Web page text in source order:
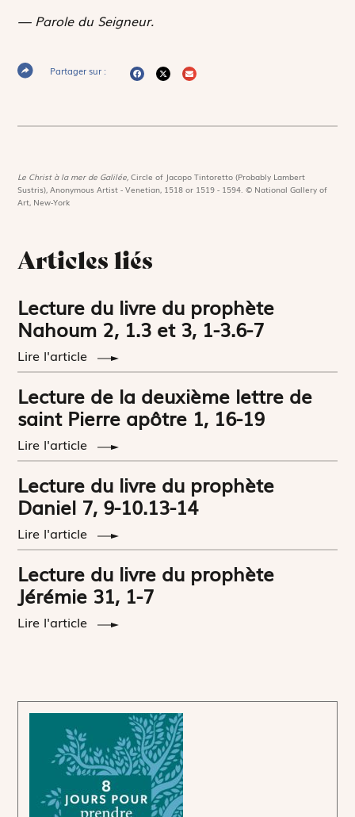
— Parole du Seigneur.
Partager sur :
Le Christ à la mer de Galilée,Circle of Jacopo Tintoretto (Probably Lambert
Sustris), Anonymous Artist - Venetian, 1518 or 1519 - 1594. © National Gallery of
Art, New-York
Articles liés
Lecture du livre du prophète
Nahoum 2, 1.3 et 3, 1-3.6-7
Lire l'article
Lecture de la deuxième lettre de
saint Pierre apôtre 1, 16-19
Lire l'article
Lecture du livre du prophète
Daniel 7, 9-10.13-14
Lire l'article
Lecture du livre du prophète
Jérémie 31, 1-7
Lire l'article